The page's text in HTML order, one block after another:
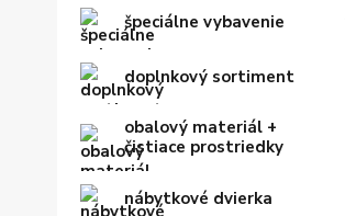
špeciálne vybavenie
doplnkový sortiment
obalový materiál +
čistiace prostriedky
nábytkové dvierka